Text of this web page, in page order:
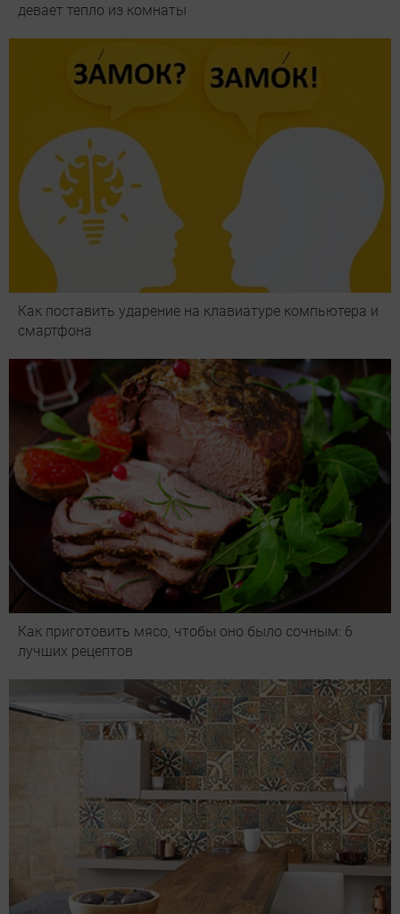
девает тепло из комнаты
Как поставить ударение на клавиатуре компьютера и
смартфона
Как приготовить мясо, чтобы оно было сочным: 6
лучших рецептов